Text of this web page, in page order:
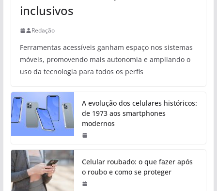
inclusivos
Redação
Ferramentas acessíveis ganham espaço nos sistemas
móveis, promovendo mais autonomia e ampliando o
uso da tecnologia para todos os perfis
A evolução dos celulares históricos:
de 1973 aos smartphones
modernos
Celular roubado: o que fazer após
o roubo e como se proteger